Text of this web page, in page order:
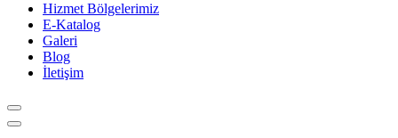
Hizmet Bölgelerimiz
E-Katalog
Galeri
Blog
İletişim